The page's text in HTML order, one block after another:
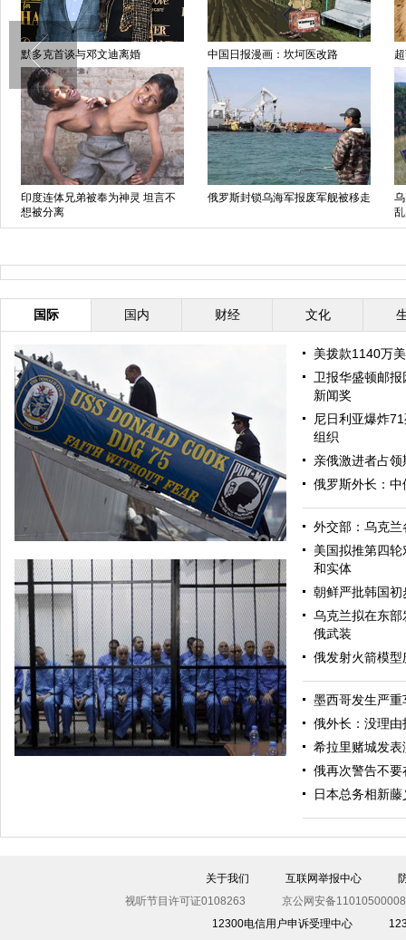
默多克首谈与邓文迪离婚 中国日报漫画：坎坷医改路
印度连体兄弟被奉为神灵 坦言不
想被分离
俄罗斯封锁乌海军报废军舰被移走
国际 国内 财经 文化
美军导弹驱逐舰抵达黑海旨在威慑俄罗斯
利比亚法庭开审卡扎菲政权高官
美拨款1140万
卫报华盛顿邮
新闻奖
尼日利亚爆炸
组织
亲俄激进者占
俄罗斯外长：
外交部：乌克
美国拟推第四
和实体
朝鲜严批韩国
乌克兰拟在东
俄武装
俄发射火箭模
墨西哥发生严
俄外长：没理
希拉里赌城发
俄再次警告不
日本总务相新
关于我们 互联网举报中心
视听节目许可证0108263
京公网安备
12300电信用户申诉受理中心